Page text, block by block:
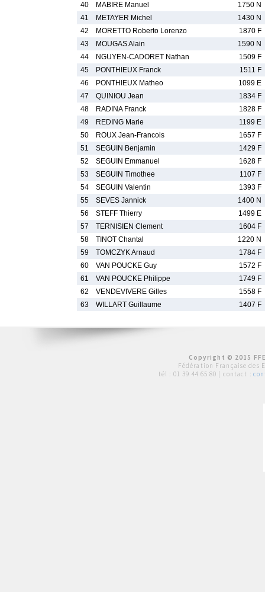
40
MABIRE Manuel
1750 N
41
METAYER Michel
1430 N
42
MORETTO Roberto Lorenzo
1870 F
43
MOUGAS Alain
1590 N
44
NGUYEN-CADORET Nathan
1509 F
45
PONTHIEUX Franck
1511 F
46
PONTHIEUX Matheo
1099 E
47
QUINIOU Jean
1834 F
48
RADINA Franck
1828 F
49
REDING Marie
1199 E
50
ROUX Jean-Francois
1657 F
51
SEGUIN Benjamin
1429 F
52
SEGUIN Emmanuel
1628 F
53
SEGUIN Timothee
1107 F
54
SEGUIN Valentin
1393 F
55
SEVES Jannick
1400 N
56
STEFF Thierry
1499 E
57
TERNISIEN Clement
1604 F
58
TINOT Chantal
1220 N
59
TOMCZYK Arnaud
1784 F
60
VAN POUCKE Guy
1572 F
61
VAN POUCKE Philippe
1749 F
62
VENDEVIVERE Gilles
1558 F
63
WILLART Guillaume 1407 F
Copyright © 2015
Fédération Française des
tél : 01 39 44 65 80 | contact :